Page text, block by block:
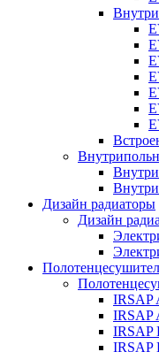
Дизайн радиаторы
Дизайн
IRSAP
IRSAP
IRSAP
IRSAP